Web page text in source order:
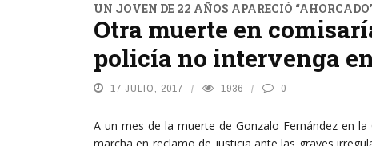
UN JOVEN DE 22 AÑOS APARECIÓ
Otra muerte en
policía no intervenga
17 JULIO, 2017 1936 0
A un mes de la muerte de Gonzalo Fernández en